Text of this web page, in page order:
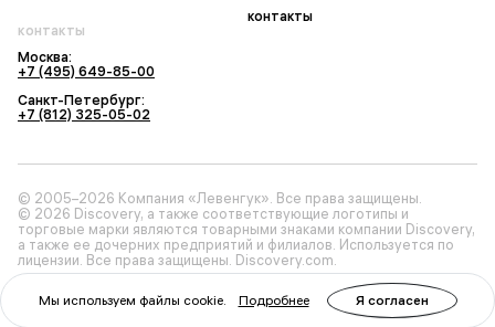
контакты
контакты
Москва:
+7 (495) 649-85-00
Санкт-Петербург:
+7 (812) 325-05-02
© 2005–2026 Компания «Левенгук». Все права защищены.
© 2026 Discovery, а также соответствующие логотипы и
торговые марки являются товарными знаками компании Discovery,
а также ее дочерних предприятий и филиалов. Используется по
лицензии. Все права защищены. Discovery.com.
Политика конфиденциальности
Мы используем файлы cookie. Подробнее Я согласен